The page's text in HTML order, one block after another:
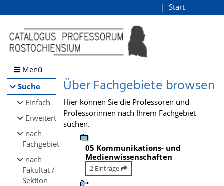
Browsen
direkt zum Inhalt
Start
Menü
Suche
Einfach
Erweitert
nach
Fachgebiet
nach
Fakultät /
Sektion
Über Fachgebiete browsen
Hier können Sie die Professoren und
Professorinnen nach Ihrem Fachgebiet
suchen.
05 Kommunikations- und
Medienwissenschaften
2 Einträge